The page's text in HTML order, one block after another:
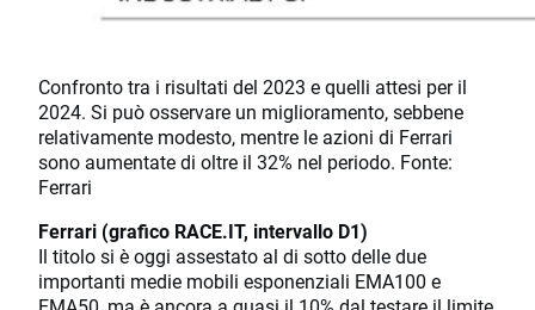
Confronto tra i risultati del 2023 e quelli attesi per il
2024. Si può osservare un miglioramento, sebbene
relativamente modesto, mentre le azioni di Ferrari
sono aumentate di oltre il 32% nel periodo. Fonte:
Ferrari
Ferrari (grafico RACE.IT, intervallo D1)
Il titolo si è oggi assestato al di sotto delle due
importanti medie mobili esponenziali EMA100 e